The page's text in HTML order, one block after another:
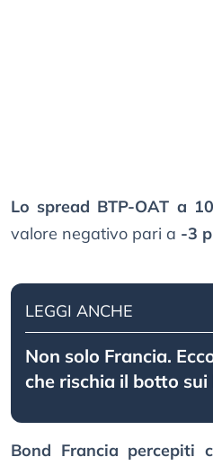
Lo spread BTP-OAT a
valore negativo pari a -3
LEGGI ANCHE
Non solo Francia.
che rischia il botto sui
Bond Francia percepiti